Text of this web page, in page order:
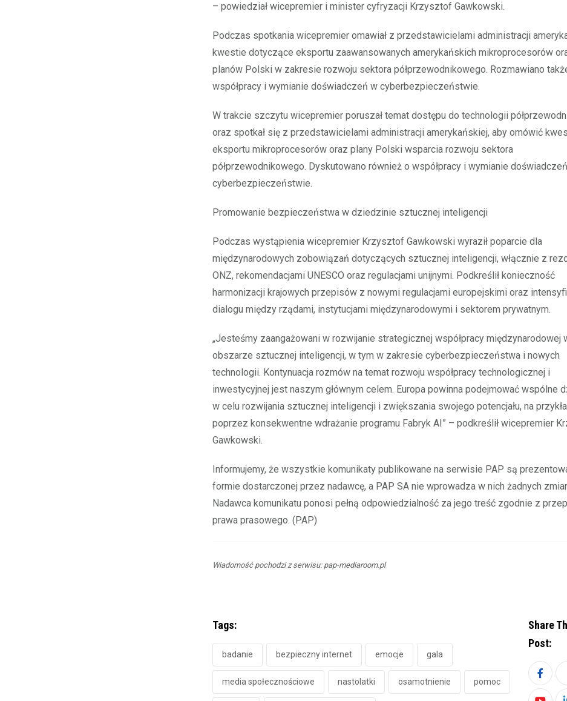
– powiedział wicepremier i minister cyfryzacji Krzysztof Gawkowski.
Podczas spotkania wicepremier omawiał z przedstawicielami administracji
kwestie dotyczące eksportu zaawansowanych amerykańskich mikroprocesorów
planów Polski w zakresie rozwoju sektora półprzewodnikowego. Rozmawiano
współpracy i wymianie doświadczeń w cyberbezpieczeństwie.
W trakcie szczytu wicepremier poruszał temat dostępu do technologii
oraz spotkał się z przedstawicielami administracji amerykańskiej, aby omówić
eksportu mikroprocesorów oraz plany Polski wsparcia rozwoju sektora
półprzewodnikowego. Dyskutowano również o współpracy i wymianie
cyberbezpieczeństwie.
Promowanie bezpieczeństwa w dziedzinie sztucznej inteligencji
Podczas wystąpienia wicepremier Krzysztof Gawkowski wyraził poparcie dla
międzynarodowych zobowiązań dotyczących sztucznej inteligencji, włącznie z
ONZ, rekomendacjami UNESCO oraz regulacjami unijnymi. Podkreślił konieczność
harmonizacji krajowych przepisów z nowymi regulacjami europejskimi oraz
dialogu między rządami, instytucjami międzynarodowymi i sektorem prywatnym.
„Jesteśmy zaangażowani w rozwijanie strategicznej współpracy międzynarodowej
obszarze sztucznej inteligencji, w tym w zakresie cyberbezpieczeństwa i nowych
technologii. Kontynuacja rozmów na temat rozwoju współpracy technologicznej i
inwestycyjnej jest naszym głównym celem. Europa powinna podejmować wspólne
w celu rozwijania sztucznej inteligencji i zwiększania swojego potencjału, na
poprzez konsekwentne wdrażanie programu Fabryk AI” – podkreślił wicepremier
Gawkowski.
Informujemy, że wszystkie komunikaty publikowane na serwisie PAP są
formie dostarczonej przez nadawcę, a PAP SA nie wprowadza w nich żadnych
Nadawca komunikatu ponosi pełną odpowiedzialność za jego treść zgodnie z
prawa prasowego. (PAP)
Wiadomość pochodzi z serwisu: pap-mediaroom.pl
Tags:
badanie bezpieczny internet emocje gala
media społecznościowe nastolatki osamotnienie pomoc
Share
Post: